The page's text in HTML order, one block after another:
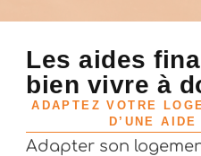
Les aides
bien vivre à
ADAPTEZ VOTRE
D’UNE
Adapter son